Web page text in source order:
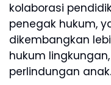
kolaborasi
penegak hukum,
dikembangkan
hukum
perlindungan anak.